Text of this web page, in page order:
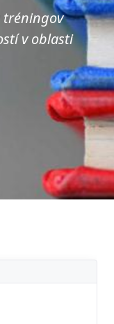
tréningov
v oblasti